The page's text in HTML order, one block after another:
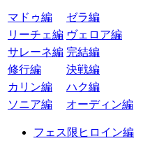
マドゥ編
ゼラ編
リーチェ編 ヴェロア編
サレーネ編 完結編
修行編
決戦編
カリン編
ハク編
ソニア編
オーディン編
フェス限ヒロイン編